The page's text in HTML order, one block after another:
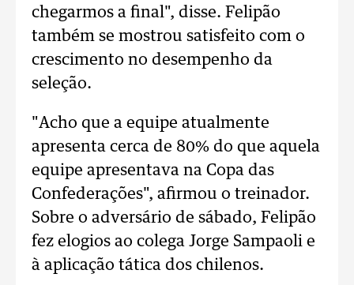
chegarmos a final", disse. Felipão
também se mostrou satisfeito com o
crescimento no desempenho da
seleção.
"Acho que a equipe atualmente
apresenta cerca de 80% do que aquela
equipe apresentava na Copa das
Confederações", afirmou o treinador.
Sobre o adversário de sábado, Felipão
fez elogios ao colega Jorge Sampaoli e
à aplicação tática dos chilenos.